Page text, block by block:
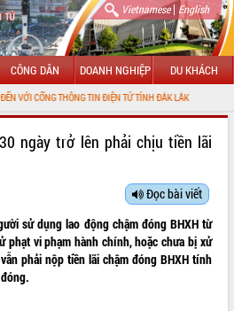
Vietnamese| English
CÔNG DÂN DOANH NGHIỆP DU KHÁCH
THÔNG TIN ĐIỆN TỬ TỈNH ĐẮK LẮK
ngày trở lên phải chịu tiền lãi
Đọc bài viết
sử dụng lao động chậm đóng BHXH từ
phạt vi phạm hành chính, hoặc chưa bị xử
phải nộp tiền lãi chậm đóng BHXH tính